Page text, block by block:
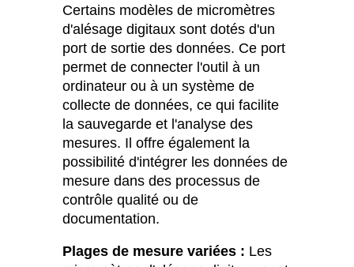
Certains modèles de micromètres
d'alésage digitaux sont dotés d'un
port de sortie des données. Ce port
permet de connecter l'outil à un
ordinateur ou à un système de
collecte de données, ce qui facilite
la sauvegarde et l'analyse des
mesures. Il offre également la
possibilité d'intégrer les données de
mesure dans des processus de
contrôle qualité ou de
documentation.
Plages de mesure variées : Les